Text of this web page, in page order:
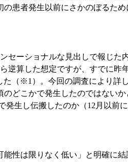
患者発生以前にさかのぼるた
セーショナルな見出しで報じた
算した想定ですが、すでに昨
（※1）。今回の調査により詳
どこかで発生したのではない
生し伝搬したのか（12月以前
性は限りなく低い」と明確に